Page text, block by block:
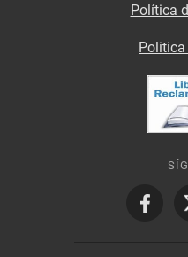
Política
Politica